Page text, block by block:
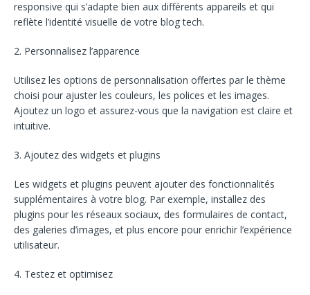
responsive qui s’adapte bien aux différents appareils et qui
reflète l’identité visuelle de votre blog tech.
2. Personnalisez l’apparence
Utilisez les options de personnalisation offertes par le thème
choisi pour ajuster les couleurs, les polices et les images.
Ajoutez un logo et assurez-vous que la navigation est claire et
intuitive.
3. Ajoutez des widgets et plugins
Les widgets et plugins peuvent ajouter des fonctionnalités
supplémentaires à votre blog. Par exemple, installez des
plugins pour les réseaux sociaux, des formulaires de contact,
des galeries d’images, et plus encore pour enrichir l’expérience
utilisateur.
4. Testez et optimisez